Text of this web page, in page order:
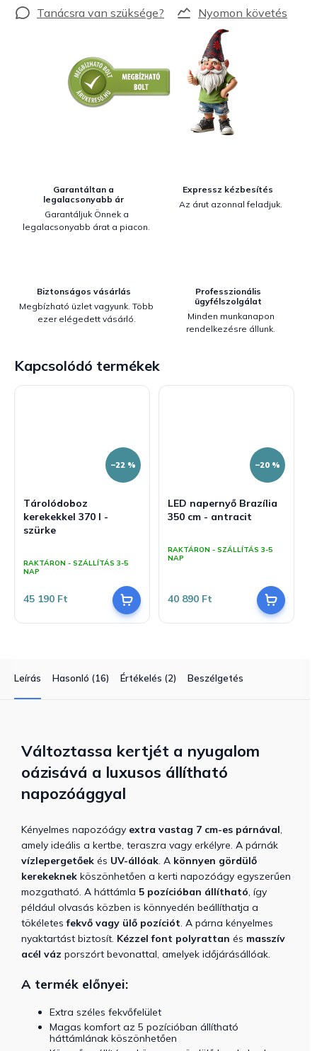
Nyomon követés
Garantáltan a
legalacsonyabb ár
Garantáljuk Önnek a
legalacsonyabb árat a piacon.
Expressz kézbesítés
Az árut azonnal feladjuk.
Biztonságos vásárlás
Megbízható üzlet vagyunk. Több
ezer elégedett vásárló.
Professzionális
ügyfélszolgálat
Minden munkanapon
rendelkezésre állunk.
Kapcsolódó termékek
–22 %
Tárolódoboz
kerekekkel 370 l -
szürke
termék
átlagos
5-
ből
RAKTÁRON - SZÁLLÍTÁS 3-5
NAP
45 190 Ft
–20 %
LED napernyő Brazília
350 cm - antracit
termék
átlagos
ből
5,0
RAKTÁRON - SZÁLLÍTÁS 3-5
NAP
40 890 Ft
Leírás Hasonló (16) Értékelés (2) Beszélgetés
Változtassa kertjét a nyugalom
oázisává a luxusos állítható
napozóággyal
Kényelmes napozóágy extra vastag 7 cm-es párnával,
amely ideális a kertbe, teraszra vagy erkélyre. A párnák
vízlepergetőek és UV-állóak. A könnyen gördülő
kerekeknek köszönhetően a kerti napozóágy egyszerűen
mozgatható. A háttámla 5 pozícióban állítható, így
például olvasás közben is könnyedén beállíthatja a
tökéletesfekvő vagy ülő pozíciót. A párna kényelmes
nyaktartást biztosít. Kézzel font polyrattan és masszív
acél váz porszórt bevonattal, amelyek időjárásállóak.
A termék előnyei:
Extra széles fekvőfelület
Magas komfort az 5 pozícióban állítható
háttámlának köszönhetően